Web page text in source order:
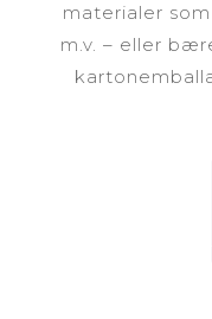
materialer
m.v. – eller